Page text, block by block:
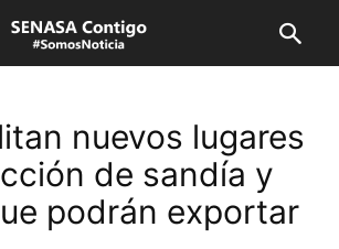
nuevos lugares
de sandía y
podrán exportar